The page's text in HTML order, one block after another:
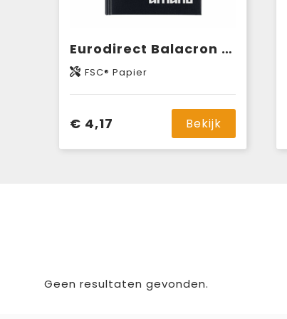
Eurodirect Balacron agenda 4-talig
FSC® Papier
€ 4,17 Bekijk
Geen resultaten gevonden.